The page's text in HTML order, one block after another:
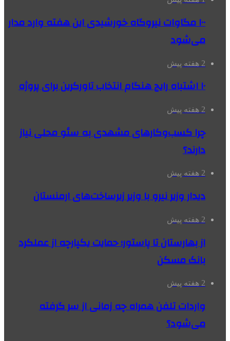
۱۰۰ مگاوات نیروگاه‌ خورشیدی این هفته وارد مدار
می‌شود
2 هفته پیش
۱۰ اشتباه رایج هنگام انتخاب تاورکرین برای پروژه
2 هفته پیش
چرا کسب‌وکارهای مشهدی به سئو محلی نیاز
دارند؟
2 هفته پیش
دیدار وزیر نیرو با وزیر زیرساخت‌های ارمنستان
2 هفته پیش
از بهارستان تا پاستور؛ حمایت یکپارچه از عملکرد
بانک مسکن
2 هفته پیش
واردات تلفن همراه چه زمانی از سر گرفته
می‌شود؟